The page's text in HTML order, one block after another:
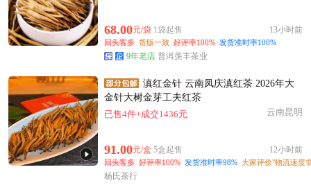
68.00元/袋 1袋起售 13小时前
回头客多 货版一致 好评率100% 发货准时率100%
9年老店 普洱羡丰茶业
滇红金针 云南凤庆滇红茶 2026年大
金针大树金芽工夫红茶
已售4件+成交1436元
云南昆明
91.00元/盒 5盒起售 12小时前
回头客多 好评率100% 发货准时率98% 大家评价"物流速度
杨氏茶行